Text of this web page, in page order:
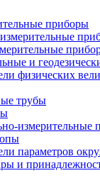
приборы
и
физических
трубы
измерительные
параметров
и